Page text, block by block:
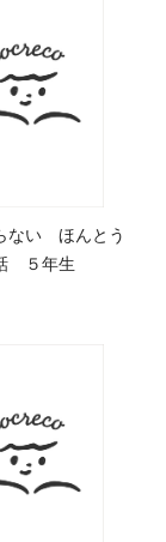
ない ほんとう
５年生